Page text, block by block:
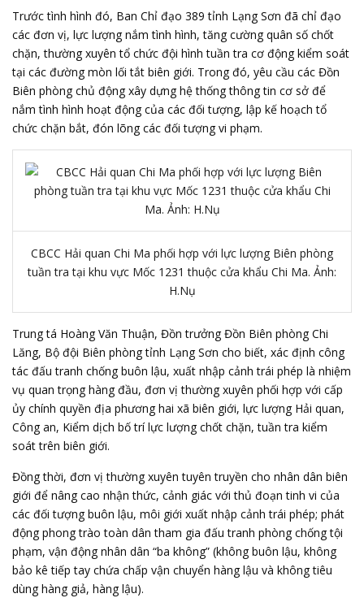
Trước tình hình đó, Ban Chỉ đạo 389 tỉnh Lạng Sơn đã chỉ đạo
các đơn vị, lực lượng nắm tình hình, tăng cường quân số chốt
chặn, thường xuyên tổ chức đội hình tuần tra cơ động kiểm soát
tại các đường mòn lối tắt biên giới. Trong đó, yêu cầu các Đồn
Biên phòng chủ động xây dựng hệ thống thông tin cơ sở để
nắm tình hình hoạt động của các đối tượng, lập kế hoạch tổ
chức chặn bắt, đón lõng các đối tượng vi phạm.
CBCC Hải quan Chi Ma phối hợp với lực lượng Biên phòng
tuần tra tại khu vực Mốc 1231 thuộc cửa khẩu Chi Ma. Ảnh:
H.Nụ
Trung tá Hoàng Văn Thuận, Đồn trưởng Đồn Biên phòng Chi
Lăng, Bộ đội Biên phòng tỉnh Lạng Sơn cho biết, xác định công
tác đấu tranh chống buôn lậu, xuất nhập cảnh trái phép là nhiệm
vụ quan trọng hàng đầu, đơn vị thường xuyên phối hợp với cấp
ủy chính quyền địa phương hai xã biên giới, lực lượng Hải quan,
Công an, Kiểm dịch bố trí lực lượng chốt chặn, tuần tra kiểm
soát trên biên giới.
Đồng thời, đơn vị thường xuyên tuyên truyền cho nhân dân biên
giới để nâng cao nhận thức, cảnh giác với thủ đoạn tinh vi của
các đối tượng buôn lậu, môi giới xuất nhập cảnh trái phép; phát
động phong trào toàn dân tham gia đấu tranh phòng chống tội
phạm, vận động nhân dân “ba không” (không buôn lậu, không
bảo kê tiếp tay chứa chấp vận chuyển hàng lậu và không tiêu
dùng hàng giả, hàng lậu).